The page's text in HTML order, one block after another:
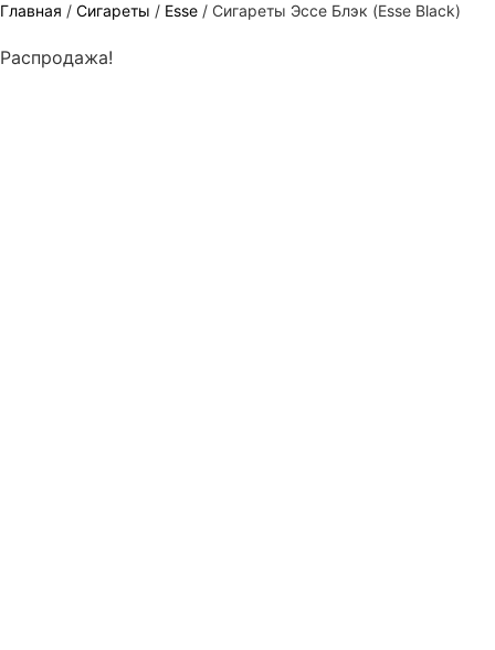
Главная / Сигареты / Esse / Сигареты Эссе Блэк (Esse Black)
Распродажа!